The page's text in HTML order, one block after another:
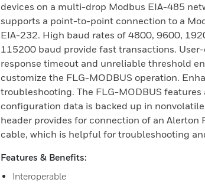
devices on a multi-drop Modbus EIA-485
supports a point-to-point connection to a
EIA-232. High baud rates of 4800, 9600,
115200 baud provide fast transactions.
response timeout and unreliable threshold
customize the FLG-MODBUS operation.
troubleshooting. The FLG-MODBUS features
configuration data is backed up in
header provides for connection of an Alerton
cable, which is helpful for troubleshooting
Features & Benefits:
Interoperable